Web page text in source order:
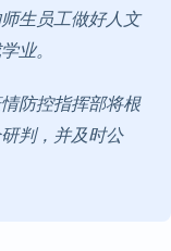
生员工做好人文
业。
防控指挥部将根
判，并及时公